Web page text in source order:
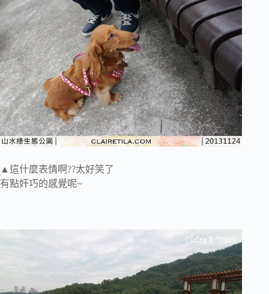
▲這什麼表情啊??太好笑了
有點奸巧的感覺呢~